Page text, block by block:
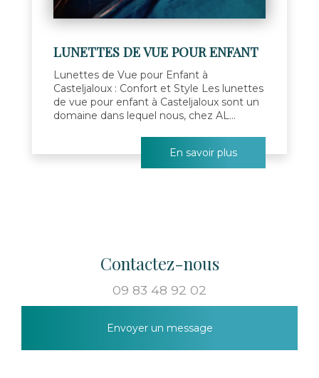
LUNETTES DE VUE POUR ENFANT
Lunettes de Vue pour Enfant à
Casteljaloux : Confort et Style Les lunettes
de vue pour enfant à Casteljaloux sont un
domaine dans lequel nous, chez AL...
En savoir plus
Contactez-nous
09 83 48 92 02
Envoyer un message